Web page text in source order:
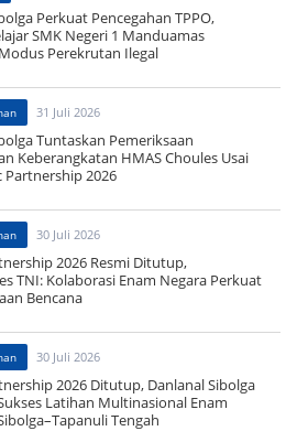
Perkuat Pencegahan TPPO,
SMK Negeri 1 Manduamas
Perekrutan Ilegal
31 Juli 2026
Tuntaskan Pemeriksaan
Keberangkatan HMAS Choules Usai
Partnership 2026
30 Juli 2026
2026 Resmi Ditutup,
TNI: Kolaborasi Enam Negara Perkuat
Bencana
30 Juli 2026
2026 Ditutup, Danlanal Sibolga
Latihan Multinasional Enam
Tengah